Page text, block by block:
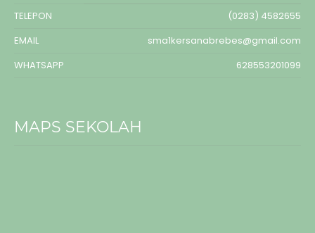
TELEPON
(0283) 4582655
EMAIL
sma1kersanabrebes@gmail.com
WHATSAPP
628553201099
MAPS SEKOLAH